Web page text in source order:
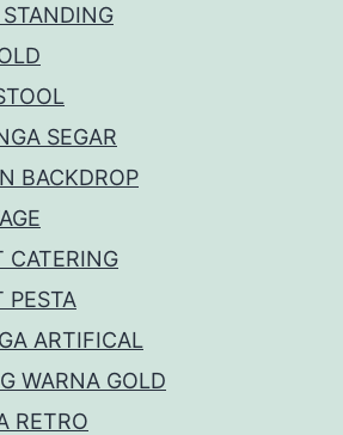
SEGAR
BACKDROP
CATERING
PESTA
ARTIFICAL
WARNA GOLD
RETRO